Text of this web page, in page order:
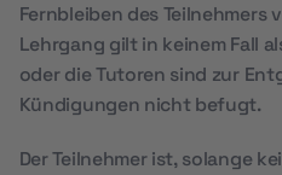
Fernbleiben des Teilnehmers
Lehrgang gilt in keinem Fall
oder die Tutoren sind zur
Kündigungen nicht befugt.
Der Teilnehmer ist, solange